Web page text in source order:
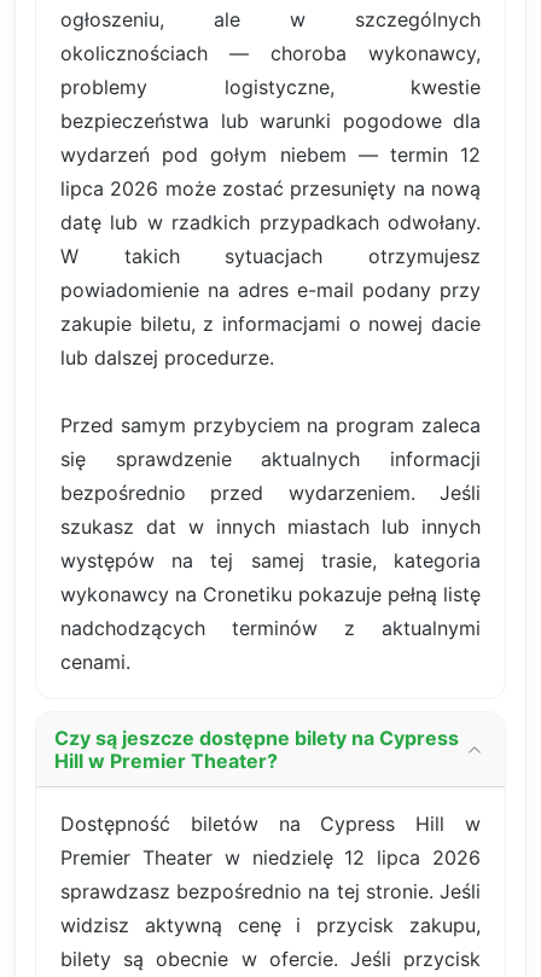
ogłoszeniu, ale w szczególnych
okolicznościach — choroba wykonawcy,
problemy logistyczne, kwestie
bezpieczeństwa lub warunki pogodowe dla
wydarzeń pod gołym niebem — termin 12
lipca 2026 może zostać przesunięty na nową
datę lub w rzadkich przypadkach odwołany.
W takich sytuacjach otrzymujesz
powiadomienie na adres e-mail podany przy
zakupie biletu, z informacjami o nowej dacie
lub dalszej procedurze.
Przed samym przybyciem na program zaleca
się sprawdzenie aktualnych informacji
bezpośrednio przed wydarzeniem. Jeśli
szukasz dat w innych miastach lub innych
występów na tej samej trasie, kategoria
wykonawcy na Cronetiku pokazuje pełną listę
nadchodzących terminów z aktualnymi
cenami.
Czy są jeszcze dostępne bilety na Cypress
Hill w Premier Theater?
Dostępność biletów na Cypress Hill w
Premier Theater w niedzielę 12 lipca 2026
sprawdzasz bezpośrednio na tej stronie. Jeśli
widzisz aktywną cenę i przycisk zakupu,
bilety są obecnie w ofercie. Jeśli przycisk